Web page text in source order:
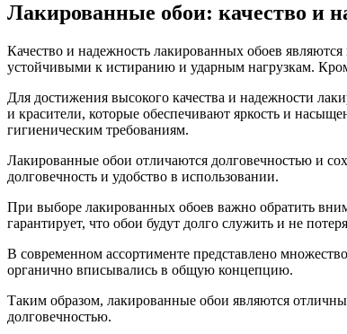
Лакированные обои: качество и
Качество и надежность лакированных обоев
устойчивыми к истиранию и ударным нагрузкам.
Для достижения высокого качества и надежности
и красители, которые обеспечивают яркость и
гигиеническим требованиям.
Лакированные обои отличаются долговечностью и
долговечность и удобство в использовании.
При выборе лакированных обоев важно обратить
гарантирует, что обои будут долго служить и не
В современном ассортименте представлено
органично вписывались в общую концепцию.
Таким образом, лакированные обои являются
долговечностью.